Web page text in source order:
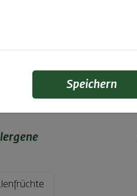
Speichern